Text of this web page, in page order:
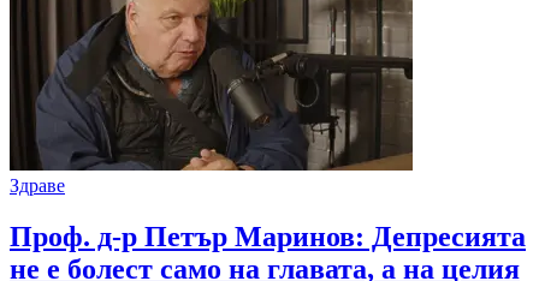
Здраве
Проф. д-р Петър Маринов: Депресията
не е болест само на главата, а на целия